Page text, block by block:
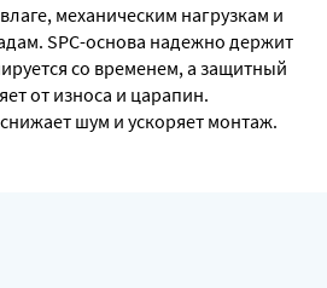
механическим нагрузкам и
SPC-основа надежно держит
со временем, а защитный
от износа и царапин.
шум и ускоряет монтаж.